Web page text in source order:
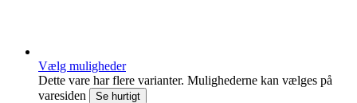
Vælg muligheder
Dette vare har flere varianter. Mulighederne kan vælges på
varesiden
Se hurtigt